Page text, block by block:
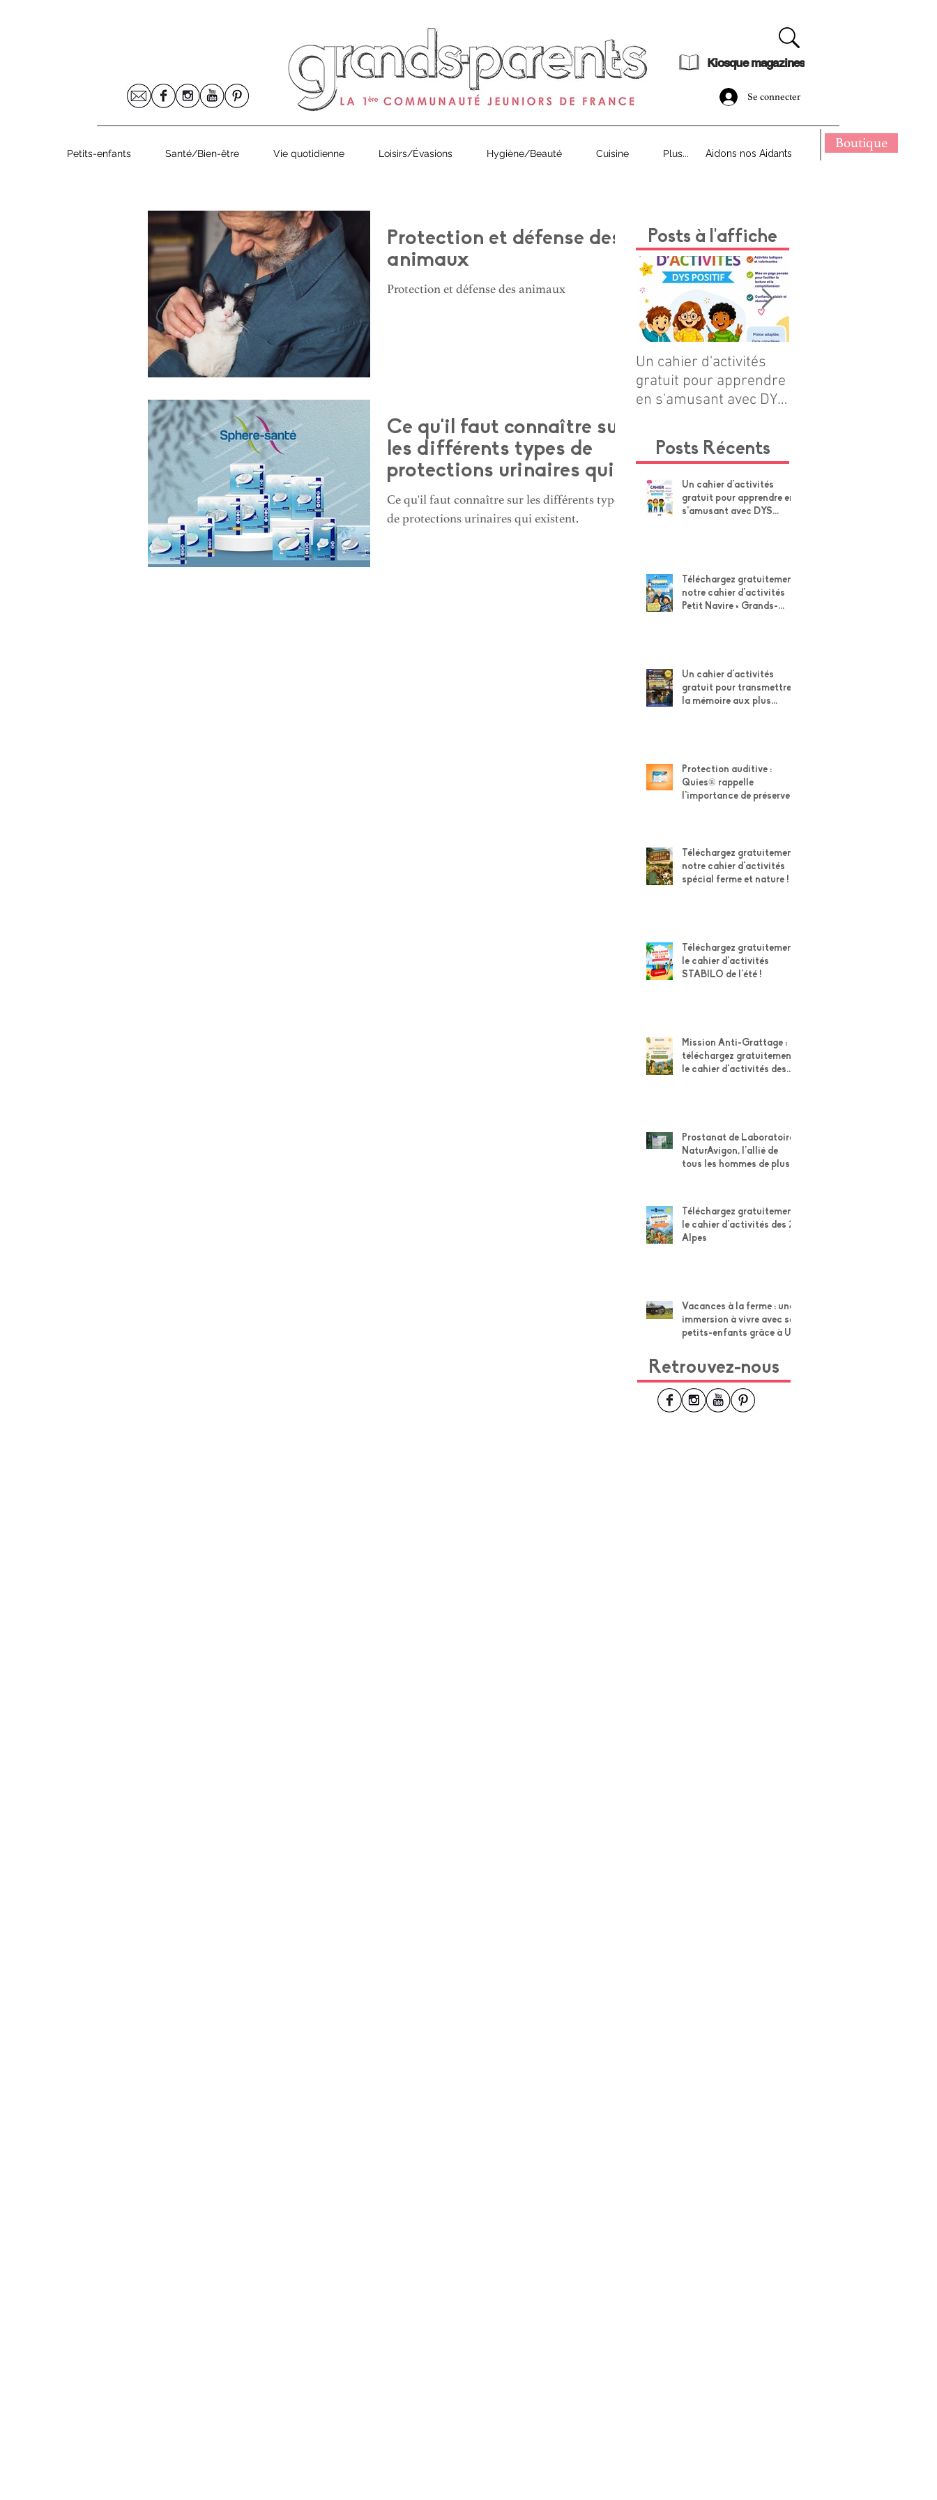
Kiosque magazines
Se connecter
Petits-enfants Santé/Bien-être Vie quotidienne Loisirs/Évasions Hygiène/Beauté Cuisine Plus...
Boutique
Aidons nos Aidants
Protection et défense des
animaux
Protection et défense des animaux
Ce qu'il faut connaître sur
les différents types de
protections urinaires qui
existent
Ce qu'il faut connaître sur les différents types
de protections urinaires qui existent.
Posts à l'affiche
Un cahier d'activités
gratuit pour apprendre
en s'amusant avec DYS
Posts Récents
Un cahier d'activités
gratuit pour apprendre en
s'amusant avec DYS
Téléchargez gratuitement
notre cahier d'activités
Petit Navire × Grands-
Un cahier d'activités
gratuit pour transmettre
la mémoire aux plus
Protection auditive :
Quies® rappelle
l'importance de préserver
Téléchargez gratuitement
notre cahier d'activités
spécial ferme et nature !
Téléchargez gratuitement
le cahier d'activités
STABILO de l'été !
Mission Anti-Grattage :
téléchargez gratuitement
le cahier d'activités des
Prostanat de Laboratoire
NaturAvigon, l'allié de
tous les hommes de plus
Téléchargez gratuitement
le cahier d'activités des 2
Alpes
Vacances à la ferme : une
immersion à vivre avec ses
petits-enfants grâce à Un
Retrouvez-nous